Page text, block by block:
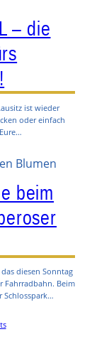
– die
ist wieder
oder einfach
beim
diesen Sonntag
Fahrradbahn. Beim
Schlosspark…